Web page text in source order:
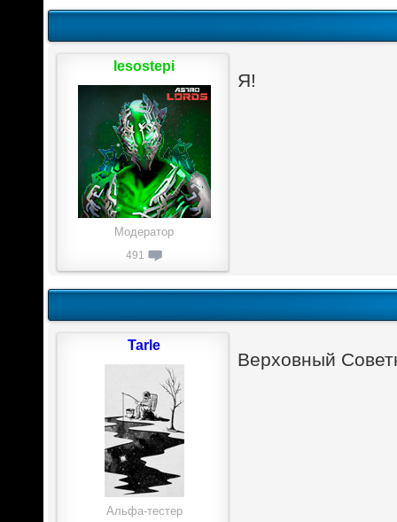
Я!
lesostepi
Модератор
491
Верховный
Tarle
Альфа-тестер